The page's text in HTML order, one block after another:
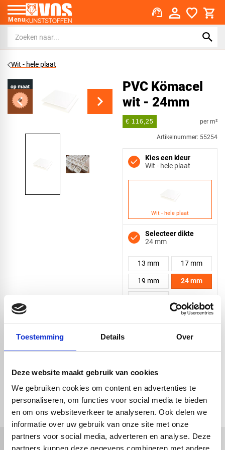
Toestemming Details Over
Deze website maakt gebruik van cookies
We gebruiken cookies om content en advertenties te
personaliseren, om functies voor social media te bieden
en om ons websiteverkeer te analyseren. Ook delen we
informatie over uw gebruik van onze site met onze
partners voor social media, adverteren en analyse. Deze
partners kunnen deze gegevens combineren met andere
Menu support_agent
Wit - hele plaat
PVC Kömacel
wit - 24mm
€ 116,25 per m²
Artikelnummer: 55254
Kies een kleur
Wit - hele plaat
Wit - hele plaat
Selecteer dikte
24 mm
13 mm 17 mm
19 mm 24 mm
Driehoek
check_circleVanaf€ 750,-gratis bezorgd
check_circle Klanten geven Vos Kunststoffen een
check_circle2-5dagen levertijd